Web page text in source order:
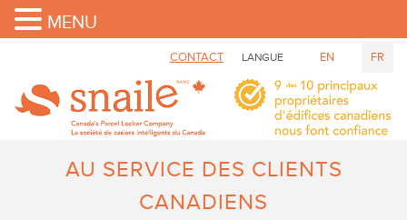
CONTACT LANGUE EN FR
AU SERVICE DES CLIENTS
CANADIENS
MENU